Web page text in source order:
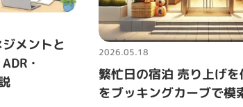
メントと
・
2026.05.18
繁忙日の宿泊 売り上げ
をブッキングカーブで模